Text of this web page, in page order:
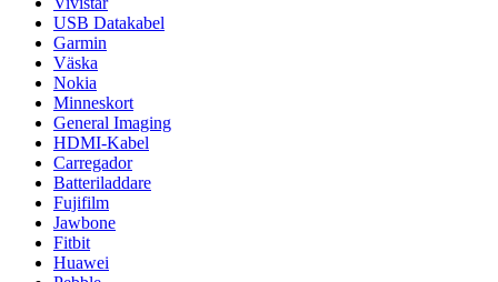
USB Datakabel
Garmin
Väska
Nokia
Minneskort
General Imaging
HDMI-Kabel
Carregador
Batteriladdare
Fujifilm
Jawbone
Fitbit
Huawei